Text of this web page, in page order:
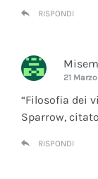
RISPONDI
21
“Filosofia dei
Sparrow,
RISPONDI